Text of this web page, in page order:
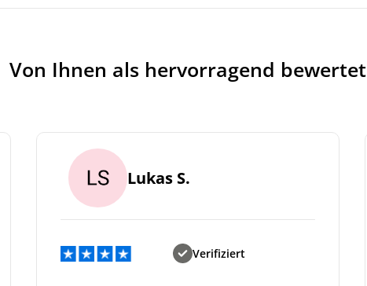
Von Ihnen als hervorragend bewertet
Lukas S.
Verifiziert
Meinen Code senden
Weitere Informationen darüber, wie wir Ihre Daten für Marketingkommunikation